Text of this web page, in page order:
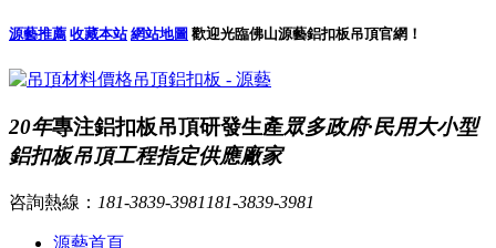
源藝推薦 收藏本站 網站地圖 歡迎光臨佛山源藝鋁扣板吊頂官網！
20年專注鋁扣板吊頂研發生產眾多政府·民用大小型
鋁扣板吊頂工程指定供應廠家
咨詢熱線： 181-3839-3981 181-3839-3981
源藝首頁